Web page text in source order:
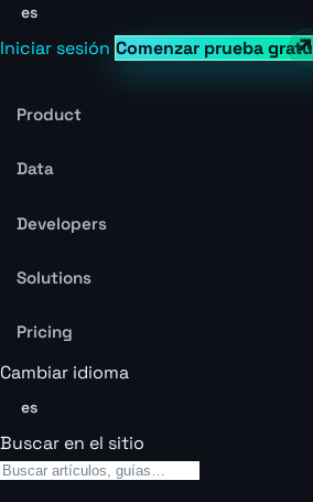
es
Iniciar sesión Comenzar prueba
Product
Data
Developers
Solutions
Pricing
Cambiar idioma
es
Buscar en el sitio